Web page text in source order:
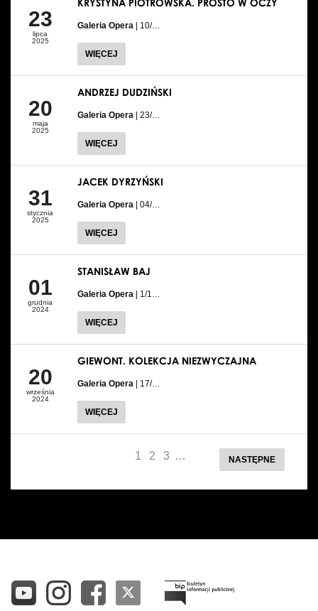
23
lipca
2025
Galeria Opera | 10/…
WIĘCEJ
20
maja
2025
ANDRZEJ DUDZIŃSKI
Galeria Opera | 23/…
WIĘCEJ
31
stycznia
2025
JACEK DYRZYŃSKI
Galeria Opera | 04/…
WIĘCEJ
01
grudnia
2024
STANISŁAW BAJ
Galeria Opera | 1/1…
WIĘCEJ
20
września
2024
GIEWONT. KOLEKCJA NIEZWYCZAJNA
Galeria Opera | 17/…
WIĘCEJ
1 2 3 … NASTĘPNE